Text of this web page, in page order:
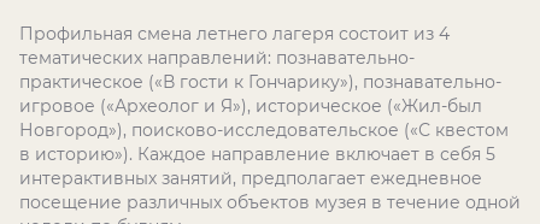
Профильная смена летнего лагеря состоит из 4
тематических направлений: познавательно-
практическое («В гости к Гончарику»), познавательно-
игровое («Археолог и Я»), историческое («Жил-был
Новгород»), поисково-исследовательское («С квестом
в историю»). Каждое направление включает в себя 5
интерактивных занятий, предполагает ежедневное
посещение различных объектов музея в течение одной